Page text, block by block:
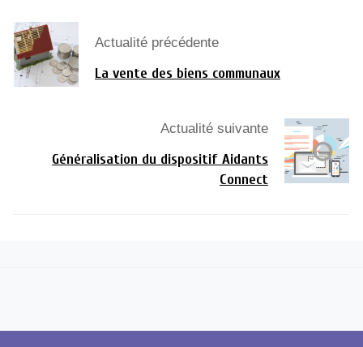
Actualité précédente
La vente des biens communaux
Actualité suivante
Généralisation du dispositif Aidants
Connect